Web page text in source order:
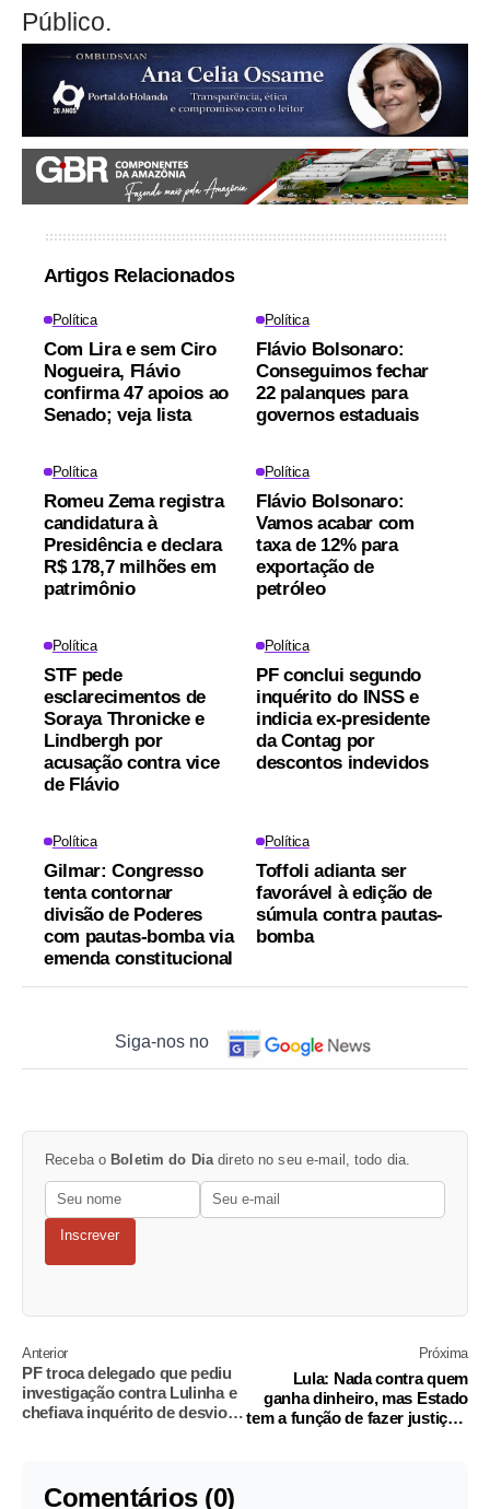
Público.
Artigos Relacionados
Política
Com Lira e sem Ciro
Nogueira, Flávio
confirma 47 apoios ao
Senado; veja lista
Política
Flávio Bolsonaro:
Conseguimos fechar
22 palanques para
governos estaduais
Política
Romeu Zema registra
candidatura à
Presidência e declara
R$ 178,7 milhões em
patrimônio
Política
Flávio Bolsonaro:
Vamos acabar com
taxa de 12% para
exportação de
petróleo
Política
STF pede
esclarecimentos de
Soraya Thronicke e
Lindbergh por
acusação contra vice
de Flávio
Política
PF conclui segundo
inquérito do INSS e
indicia ex-presidente
da Contag por
descontos indevidos
Política
Gilmar: Congresso
tenta contornar
divisão de Poderes
com pautas-bomba via
emenda constitucional
Política
Toffoli adianta ser
favorável à edição de
súmula contra pautas-
bomba
Siga-nos no
Receba o Boletim do Diadireto no seu e-mail, todo dia.
Inscrever
Anterior
PF troca delegado que pediu
investigação contra Lulinha e
chefiava inquérito de desvios
Próxima
Lula: Nada contra quem
ganha dinheiro, mas Estado
tem a função de fazer justiça e
Comentários (0)